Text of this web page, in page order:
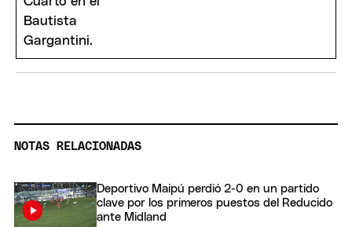
NOTAS RELACIONADAS
Deportivo Maipú perdió 2-0 en un partido
clave por los primeros puestos del Reducido
ante Midland